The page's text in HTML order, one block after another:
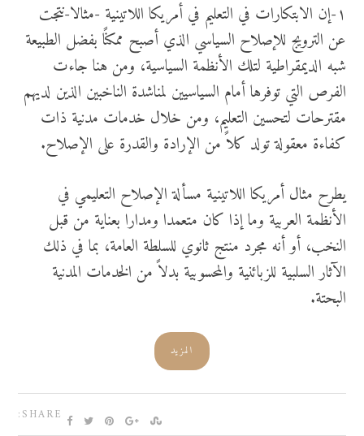
١-إن الابتكارات في التعليم في أمريكا اللاتينية -مثالا-نتجت
عن الترويج للإصلاح السياسي الذي أصبح ممكنًا بفضل الطبيعة
شبه الديمقراطية لتلك الأنظمة السياسية، ومن هنا جاءت
الفرص التي توفرها أمام السياسيين لمناشدة الناخبين الذين لديهم
مقترحات لتحسين التعليم، ومن خلال خدمات مدنية ذات
كفاءة معقولة تولد كلاً من الإرادة والقدرة على الإصلاح.
يطرح مثال أمريكا اللاتينية مسألة الإصلاح التعليمي في
الأنظمة العربية وما إذا كان متعمدا ومدارا بعناية من قبل
النخب، أو أنه مجرد منتج ثانوي للسلطة العامة، بما في ذلك
الآثار السلبية للزبائنية والمحسوبية بدلاً من الخدمات المدنية
البحتة.
المزيد
SHARE: